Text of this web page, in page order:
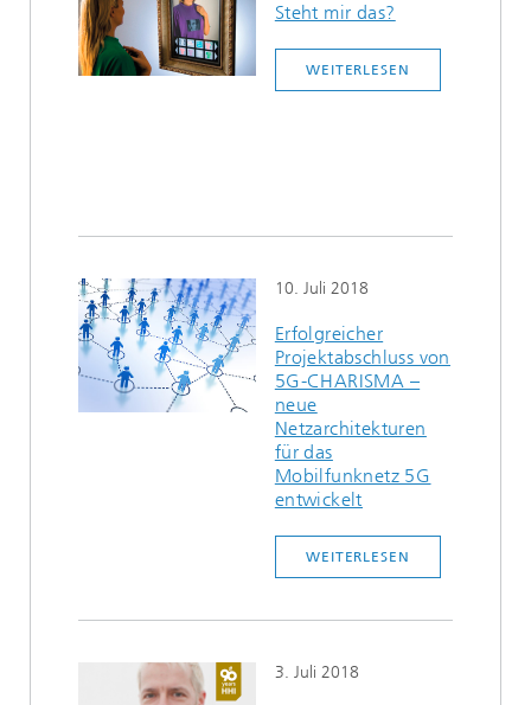
Steht mir das?
WEITERLESEN
10. Juli 2018
Erfolgreicher
Projektabschluss von
5G-CHARISMA –
neue
Netzarchitekturen
für das
Mobilfunknetz 5G
entwickelt
WEITERLESEN
3. Juli 2018